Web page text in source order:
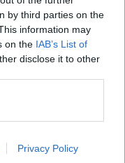
by third parties on the
information may
on the IAB’s List of
disclose it to other
Privacy Policy
că
și
dintre